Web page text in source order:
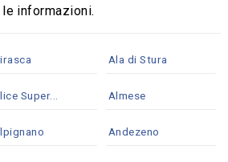
informazioni.
Ala di Stura
Super... Almese
Andezeno